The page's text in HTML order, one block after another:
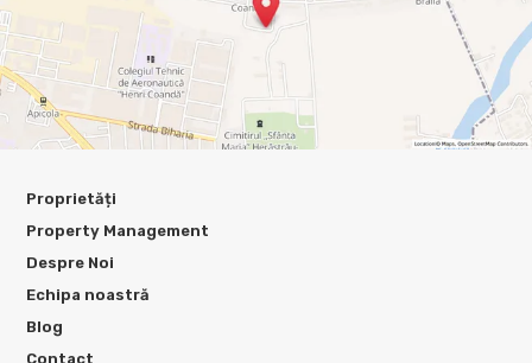
Proprietăți
Property Management
Despre Noi
Echipa noastră
Blog
Contact